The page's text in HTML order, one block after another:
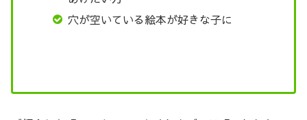
穴が空いている絵本が好きな子に